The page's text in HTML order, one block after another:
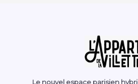
Le nouvel espace parisien